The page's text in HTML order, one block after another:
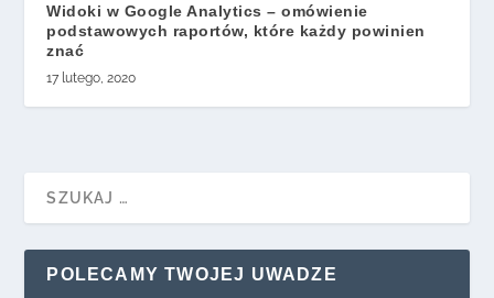
Widoki w Google Analytics – omówienie
podstawowych raportów, które każdy powinien
znać
17 lutego, 2020
POLECAMY TWOJEJ UWADZE